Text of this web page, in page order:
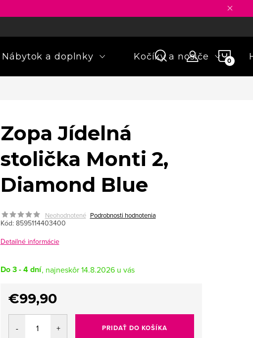
Nábytok a doplnky Kočíky a nosiče
Zopa Jídelná
stolička Monti 2,
Diamond Blue
Neohodnotené Podrobnosti hodnotenia
Kód: 8595114403400
Detailné informácie
Do 3 - 4 dní 14.8.2026
€99,90
Jednotková
PRIDAŤ DO KOŠÍKA